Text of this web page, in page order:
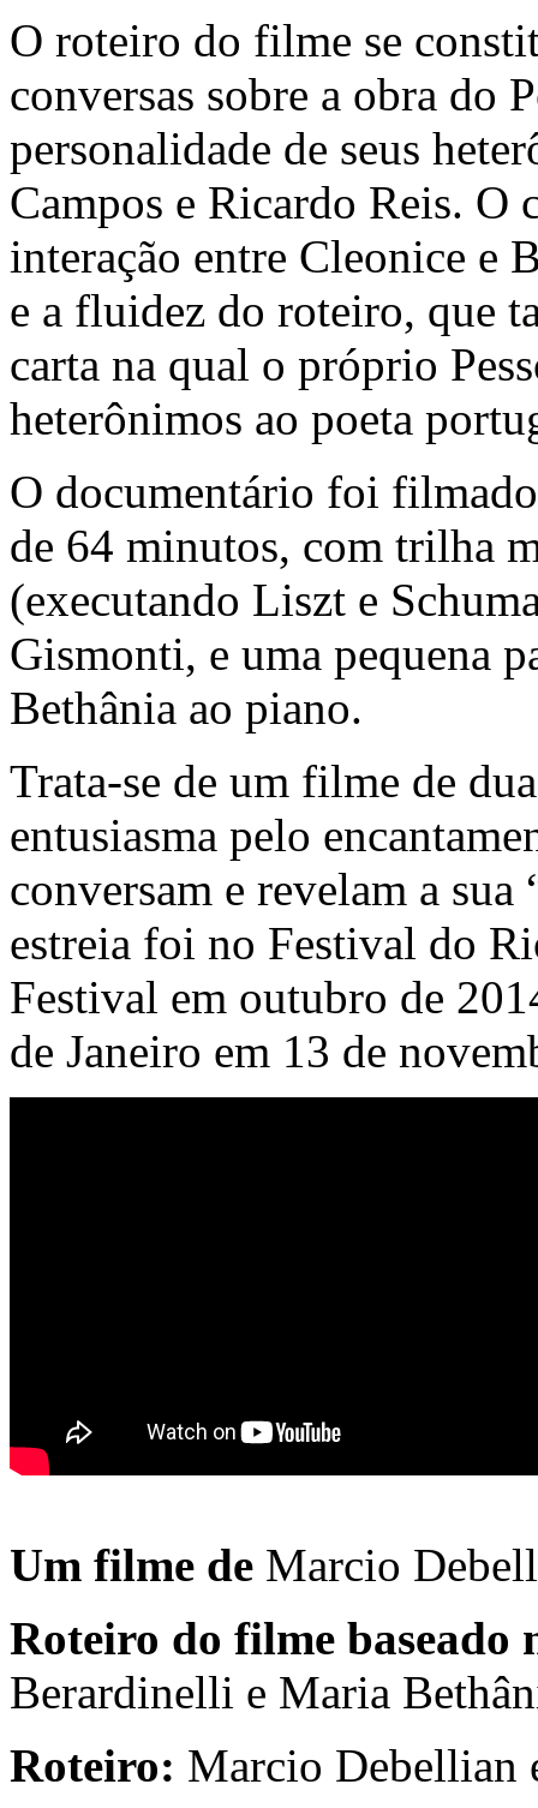
O roteiro do filme se
conversas sobre a obra do
personalidade de seus
Campos e Ricardo Reis.
interação entre Cleonice e
e a fluidez do roteiro, que
carta na qual o próprio
heterônimos ao poeta
O documentário foi
de 64 minutos, com trilha
(executando Liszt e
Gismonti, e uma pequena
Bethânia ao piano.
Trata-se de um filme de
entusiasma pelo
conversam e revelam a
estreia foi no Festival do
Festival em outubro de
de Janeiro em 13 de
Um filme de Marcio
Roteiro do filme
Berardinelli e Maria
Roteiro: Marcio Debellian